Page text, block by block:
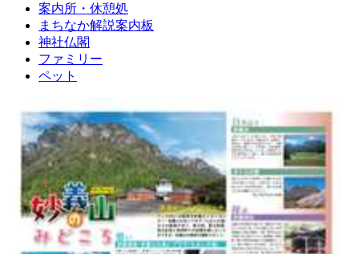
案内所・休憩処
まちなか解説案内板
神社仏閣
ファミリー
ペット